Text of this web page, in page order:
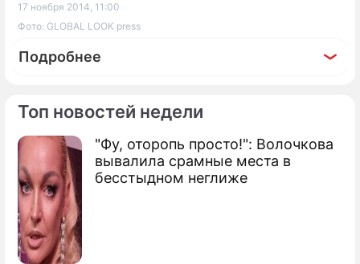
Топ новостей недели
"Фу, оторопь просто!": Волочкова
вывалила срамные места в
бесстыдном неглиже
17 ноября 2014, 11:00
Фото: GLOBAL LOOK press
Подробнее
По теме
Продолжение: Самые